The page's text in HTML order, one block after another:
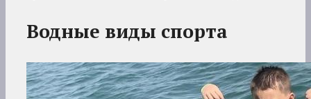
Водные виды спорта